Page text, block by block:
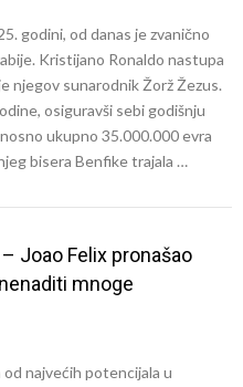
godini, od danas je zvanično
Kristijano Ronaldo nastupa
njegov sunarodnik Žorž Žezus.
osiguravši sebi godišnju
ukupno 35.000.000 evra
bisera Benfike trajala …
Joao Felix pronašao
mnoge
od najvećih potencijala u